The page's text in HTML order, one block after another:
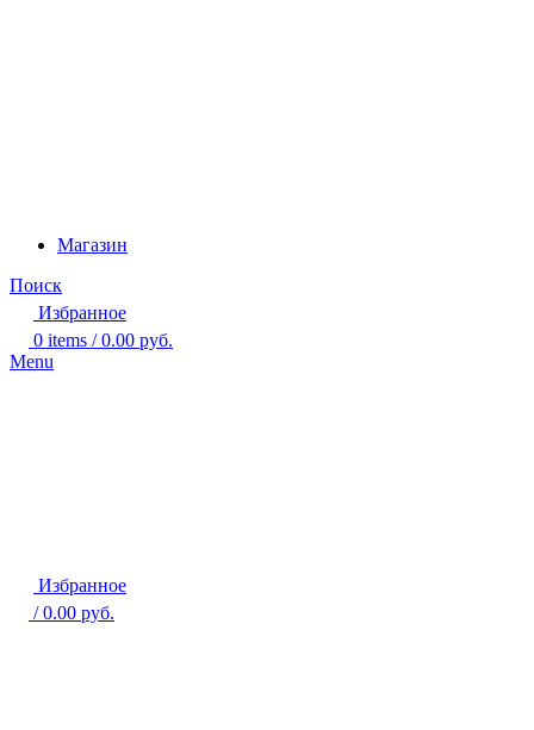
Магазин
Поиск
Избранное
0 items / 0.00 руб.
Menu
Избранное
/ 0.00 руб.